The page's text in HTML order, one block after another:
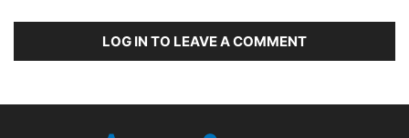
LOG IN TO LEAVE A COMMENT